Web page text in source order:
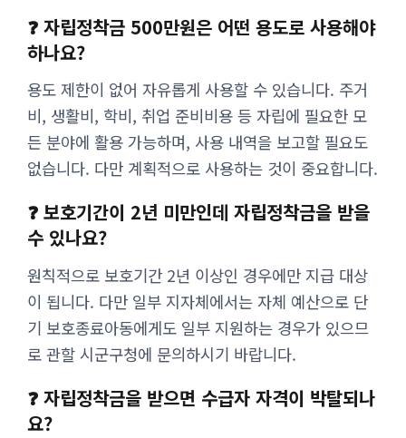
❓ 자립정착금 500만원은 어떤 용도로 사용해야
하나요?
용도 제한이 없어 자유롭게 사용할 수 있습니다. 주거
비, 생활비, 학비, 취업 준비비용 등 자립에 필요한 모
든 분야에 활용 가능하며, 사용 내역을 보고할 필요도
없습니다. 다만 계획적으로 사용하는 것이 중요합니다.
❓ 보호기간이 2년 미만인데 자립정착금을 받을
수 있나요?
원칙적으로 보호기간 2년 이상인 경우에만 지급 대상
이 됩니다. 다만 일부 지자체에서는 자체 예산으로 단
기 보호종료아동에게도 일부 지원하는 경우가 있으므
로 관할 시군구청에 문의하시기 바랍니다.
❓ 자립정착금을 받으면 수급자 자격이 박탈되나
요?